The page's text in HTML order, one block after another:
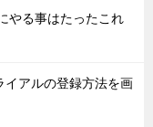
やる事はたったこれ
イアルの登録方法を画